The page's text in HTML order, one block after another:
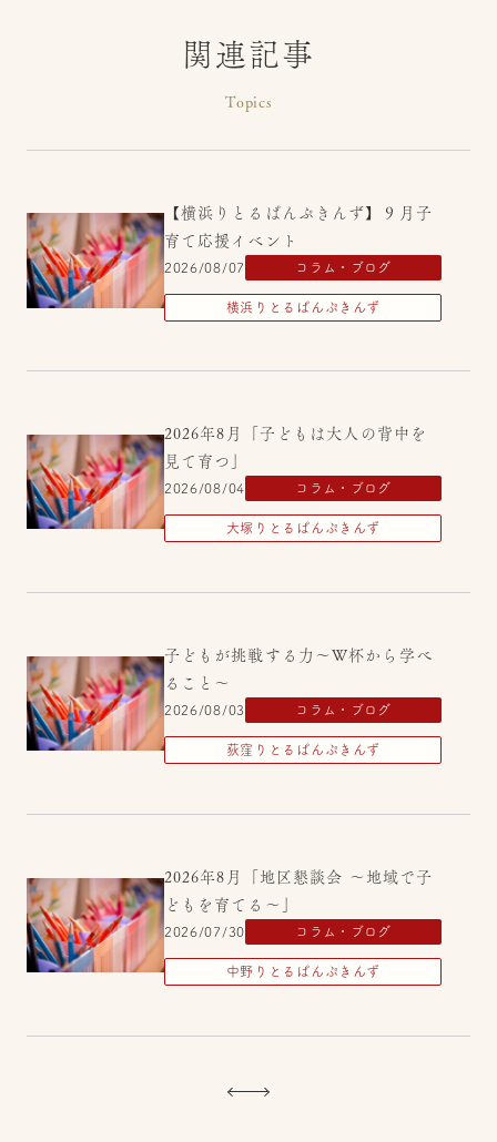
関連記事
Topics
【横浜りとるぱんぷきんず】９月子
育て応援イベント
2026/08/07 コラム・ブログ
横浜りとるぱんぷきんず
2026年8月「子どもは大人の背中を
見て育つ」
2026/08/04 コラム・ブログ
大塚りとるぱんぷきんず
子どもが挑戦する力～W杯から学べ
ること～
2026/08/03 コラム・ブログ
荻窪りとるぱんぷきんず
2026年8月「地区懇談会 ～地域で子
どもを育てる～」
2026/07/30 コラム・ブログ
中野りとるぱんぷきんず
2026年8月【園見学・保育体験・産